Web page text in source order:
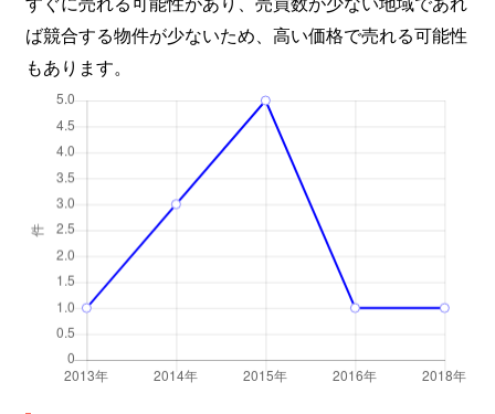
ば競合する物件が少ないため、高い価格で売れる可能性
もあります。